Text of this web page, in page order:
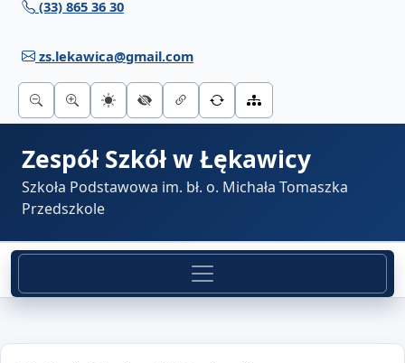
Przejdź do treści
(33) 865 36 30
zs.lekawica@gmail.com
Zespół Szkół w Łękawicy
Szkoła Podstawowa im. bł. o. Michała Tomaszka
Przedszkole